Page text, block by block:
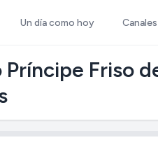
Un día como hoy Canales
Friso